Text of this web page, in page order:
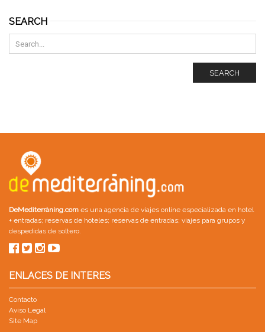
SEARCH
SEARCH
DeMediterràning.com es una agencia de viajes online especializada en hotel
+ entradas; reservas de hoteles; reservas de entradas; viajes para grupos y
despedidas de soltero.
ENLACES DE INTERES
Contacto
Aviso Legal
Site Map